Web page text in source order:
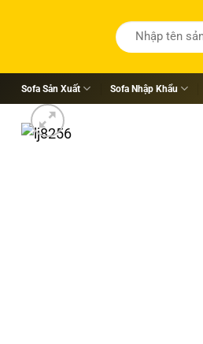
Tìm
kiếm:
Sofa Sản Xuất Sofa Nhập Khẩu